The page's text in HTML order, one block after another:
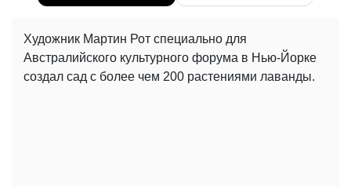
Художник Мартин Рот специально для
Австралийского культурного форума в Нью-Йорке
создал сад с более чем 200 растениями лаванды.